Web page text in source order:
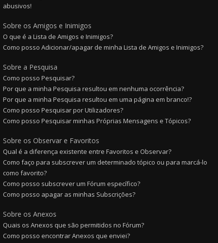
abusivos!
Sobre os Amigos e Inimigos
O que é a Lista de Amigos e Inimigos?
Como posso Adicionar/apagar de minha Lista de Amigos e Inimigos?
Sobre a Pesquisa
Como posso Pesquisar?
Por que a minha Pesquisa resultou em nenhuma ocorrência?
Por que a minha Pesquisa resultou em uma página em branco!?
Como posso Pesquisar por Utilizadores?
Como posso Pesquisar minhas Próprias Mensagens e Tópicos?
Sobre os Observar e Favoritos
Qual é a diferença existente entre Favoritos e Observar?
Como faço para subscrever um determinado tópico ou para marcá-lo
como favorito?
Como posso subscrever um Fórum específico?
Como posso apagar as minhas Subscrições?
Sobre os Anexos
Quais os Anexos que são permitidos no Fórum?
Como posso encontrar Anexos que enviei?